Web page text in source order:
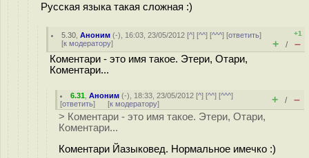
Русская языка такая сложная :)
5.30 ,Аноним (-), 16:03, 23/05/2012 [^] [^^] [^^^] [ответить]
[к модератору]
+1
+ / –
Коментари - это имя такое. Этери, Отари,
Коментари...
6.31 ,Аноним (-), 18:33, 23/05/2012 [^] [^^] [^^^]
[ответить] [к модератору] + / –
> Коментари - это имя такое. Этери, Отари,
Коментари...
Коментари Йазыковед. Нормальное имечко :)